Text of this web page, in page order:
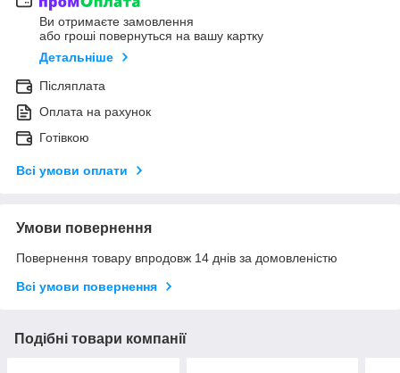
Ви отримаєте замовлення
або гроші повернуться на вашу картку
Детальніше
Післяплата
Оплата на рахунок
Готівкою
Всі умови оплати
Умови повернення
Повернення товару впродовж 14 днів за домовленістю
Всі умови повернення
Подібні товари компанії